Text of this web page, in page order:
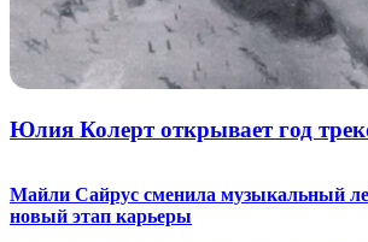
Юлия Колерт открывает год
Майли Сайрус сменила музыкальный
новый этап карьеры